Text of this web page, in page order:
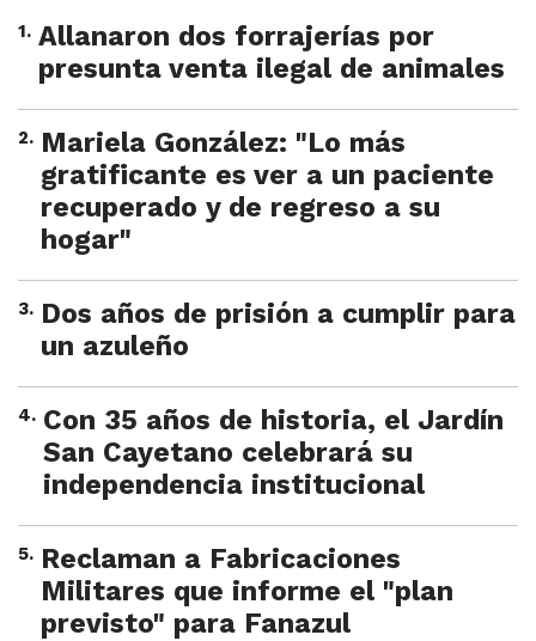
1. Allanaron dos forrajerías por
presunta venta ilegal de animales
2. Mariela González: "Lo más
gratificante es ver a un paciente
recuperado y de regreso a su
hogar"
3. Dos años de prisión a cumplir para
un azuleño
4. Con 35 años de historia, el Jardín
San Cayetano celebrará su
independencia institucional
5. Reclaman a Fabricaciones
Militares que informe el "plan
previsto" para Fanazul